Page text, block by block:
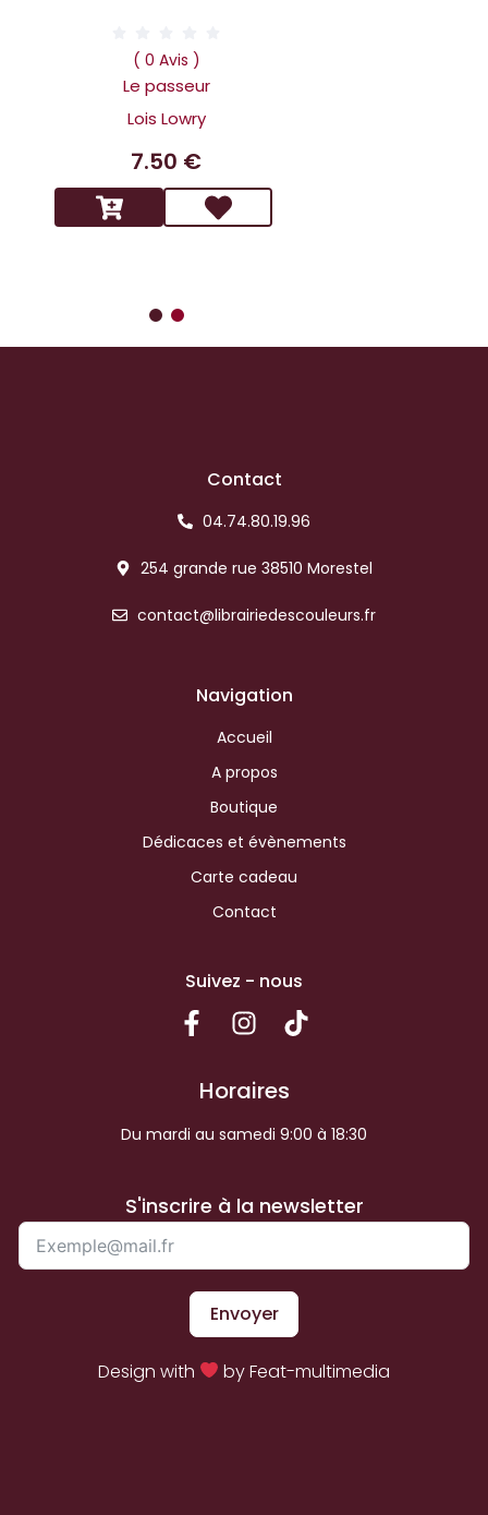
( 0 Avis )
Le passeur
Lois Lowry
7.50 €
Contact
04.74.80.19.96
254 grande rue 38510 Morestel
contact@librairiedescouleurs.fr
Navigation
Accueil
A propos
Boutique
Dédicaces et évènements
Carte cadeau
Contact
Suivez - nous
Horaires
Du mardi au samedi 9:00 à 18:30
S'inscrire à la newsletter
Envoyer
Design with by Feat-multimedia